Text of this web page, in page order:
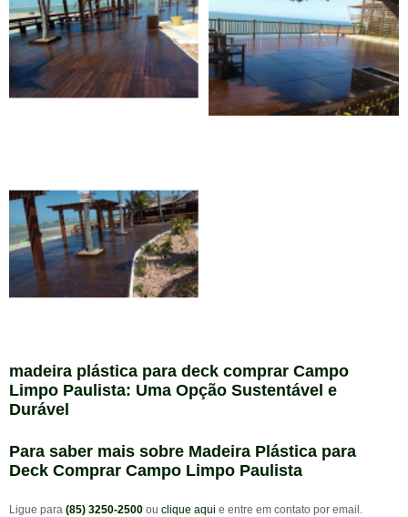
madeira plástica para deck comprar Campo
Limpo Paulista: Uma Opção Sustentável e
Durável
Para saber mais sobre Madeira Plástica para
Deck Comprar Campo Limpo Paulista
Ligue para (85) 3250-2500 ou clique aqui e entre em contato por email.